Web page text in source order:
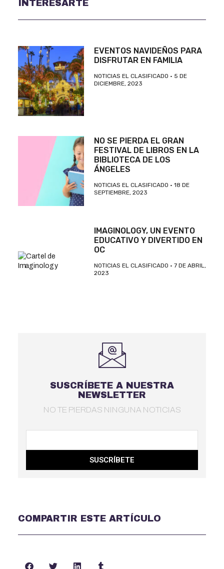
INTERESARTE
EVENTOS NAVIDEÑOS PARA
DISFRUTAR EN FAMILIA
NOTICIAS EL CLASIFICADO
5 DE
DICIEMBRE, 2023
NO SE PIERDA EL GRAN
FESTIVAL DE LIBROS EN LA
BIBLIOTECA DE LOS
ÁNGELES
NOTICIAS EL CLASIFICADO
18 DE
SEPTIEMBRE, 2023
IMAGINOLOGY, UN EVENTO
EDUCATIVO Y DIVERTIDO EN
OC
NOTICIAS EL CLASIFICADO
7 DE ABRIL,
2023
SUSCRÍBETE A NUESTRA
NEWSLETTER
NO TE PIERDAS NINGUNA NOTICIAS
SUSCRÍBETE
COMPARTIR ESTE ARTÍCULO